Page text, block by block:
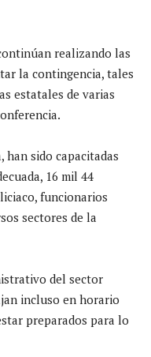
realizando las
la contingencia, tales
estatales de varias
han sido capacitadas
16 mil 44
funcionarios
sectores de la
del sector
incluso en horario
preparados para lo